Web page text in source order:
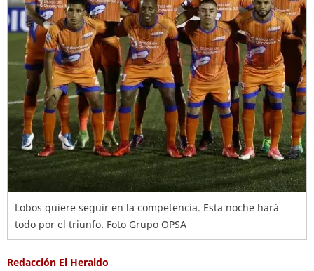
Lobos quiere seguir en la competencia. Esta noche hará
todo por el triunfo. Foto Grupo OPSA
Redacción El Heraldo